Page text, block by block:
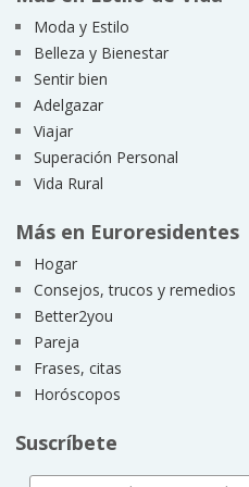
Moda y Estilo
Belleza y Bienestar
Sentir bien
Adelgazar
Viajar
Superación Personal
Vida Rural
Más en Euroresidentes
Hogar
Consejos, trucos y remedios
Better2you
Pareja
Frases, citas
Horóscopos
Suscríbete